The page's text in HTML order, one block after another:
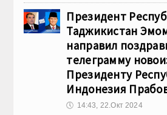
Президент
Таджикистан
направил
телеграмму
Президенту
Индонезия
🕔 14:43, 22.Окт 2024